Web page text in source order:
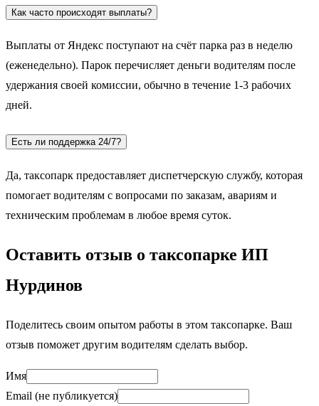
Как часто происходят выплаты?
Выплаты от Яндекс поступают на счёт парка раз в неделю
(еженедельно). Парок перечисляет деньги водителям после
удержания своей комиссии, обычно в течение 1-3 рабочих
дней.
Есть ли поддержка 24/7?
Да, таксопарк предоставляет диспетчерскую службу, которая
помогает водителям с вопросами по заказам, авариям и
техническим проблемам в любое время суток.
Оставить отзыв о таксопарке ИП
Нурдинов
Поделитесь своим опытом работы в этом таксопарке. Ваш
отзыв поможет другим водителям сделать выбор.
Имя
Email (не публикуется)